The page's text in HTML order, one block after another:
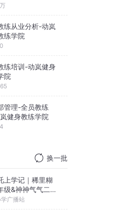
练从业分析-动岚
练学院
练培训-动岚健身
院
管理-全员教练
健身教练学院
换一批
上学记｜稀里糊
级&神神气气二年
广播站